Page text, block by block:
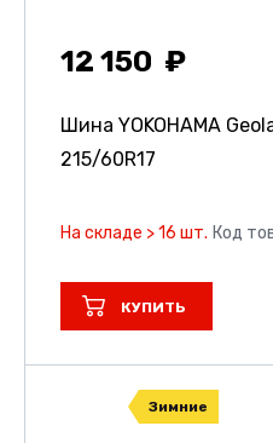
12 150
Шина YOKOHAMA
215/60R17
На складе > 16 шт. Код
КУПИТЬ
Зимние